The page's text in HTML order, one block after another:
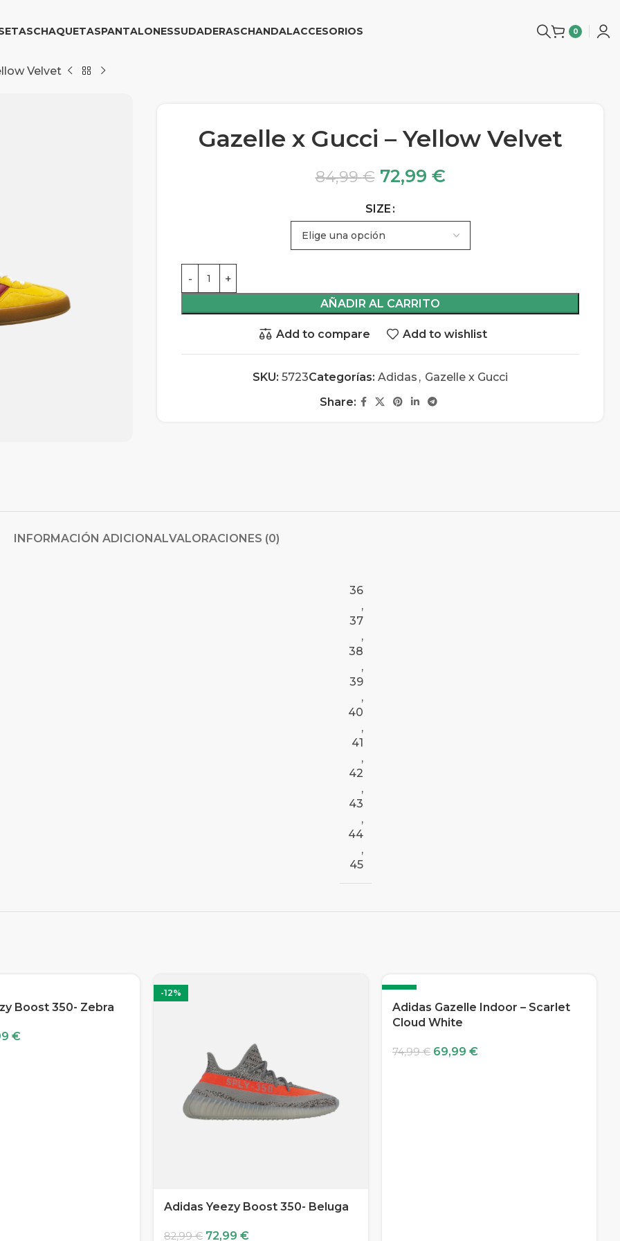
CHAQUETASPANTALONESSUDADERASCHANDALACCESORIOS 0
Velvet
Gazelle x Gucci – Yellow Velvet
84,99€ 72,99 €
SIZE
AÑADIR AL CARRITO
Add to compare Add to wishlist
SKU: 5723Categorías: Adidas , Gazelle x Gucci
Share:
INFORMACIÓN ADICIONALVALORACIONES (0)
36
,
37
,
38
,
39
,
40
,
41
,
42
,
43
,
44
,
45
Boost 350- Zebra
€
-12%
Adidas Yeezy Boost 350- Beluga
82,99€ 72,99 €
-7%
Adidas Gazelle Indoor – Scarlet
Cloud White
74,99€ 69,99 €